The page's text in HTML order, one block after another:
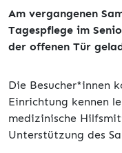
Am vergangenen
Tagespflege im
der offenen Tür
Die Besucher*innen
Einrichtung kennen
medizinische
Unterstützung des